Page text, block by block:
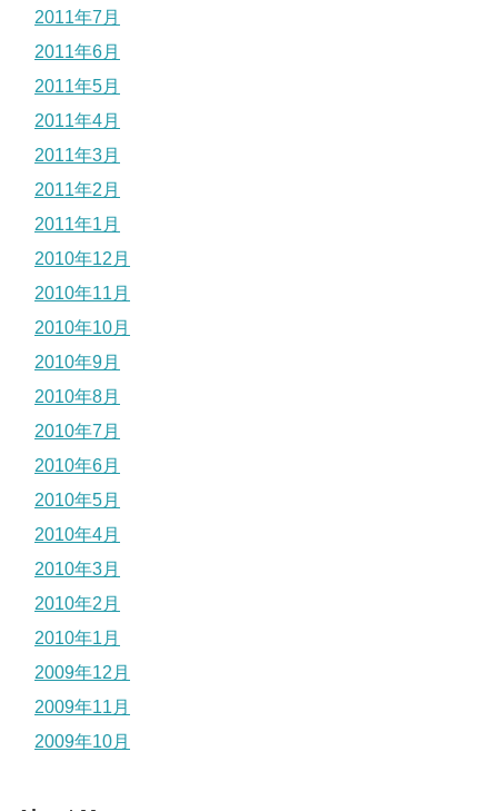
2011年7月
2011年6月
2011年5月
2011年4月
2011年3月
2011年2月
2011年1月
2010年12月
2010年11月
2010年10月
2010年9月
2010年8月
2010年7月
2010年6月
2010年5月
2010年4月
2010年3月
2010年2月
2010年1月
2009年12月
2009年11月
2009年10月